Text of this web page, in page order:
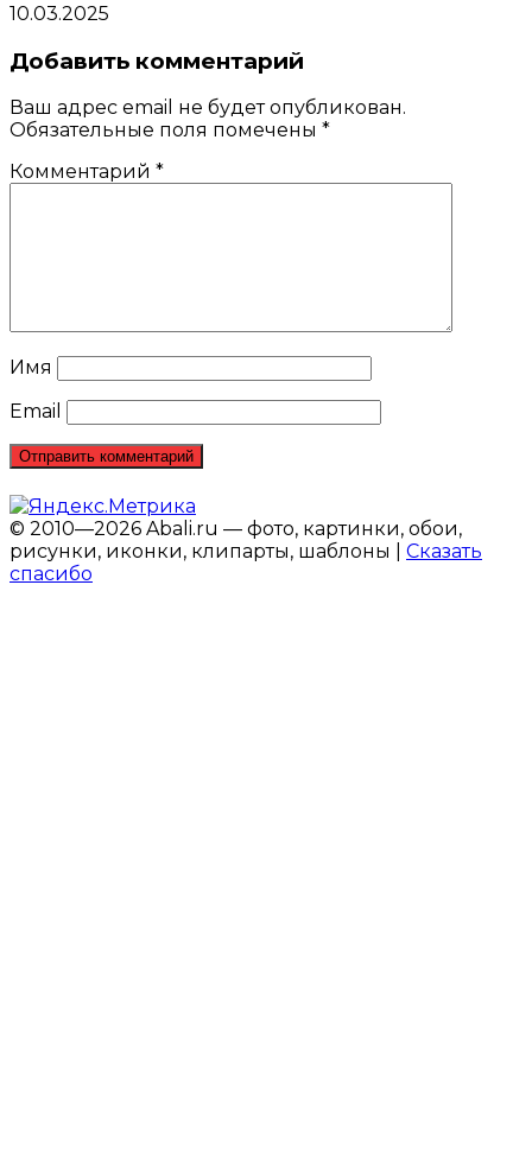
10.03.2025
Добавить комментарий
Ваш адрес email не будет опубликован.
Обязательные поля помечены *
Комментарий *
Имя
Email
© 2010—2026 Abali.ru — фото, картинки, обои,
рисунки, иконки, клипарты, шаблоны | Сказать
спасибо